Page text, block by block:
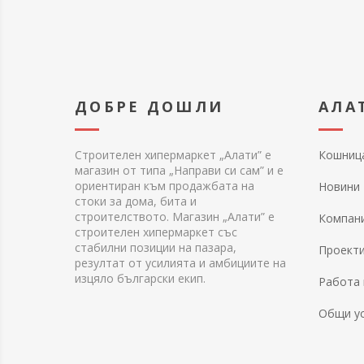
ДОБРЕ ДОШЛИ
Строителен хипермаркет „Алати” е
магазин от типа „Направи си сам” и е
ориентиран към продажбата на
стоки за дома, бита и
строителството. Магазин „Алати” е
строителен хипермаркет със
стабилни позиции на пазара,
резултат от усилията и амбициите на
изцяло български екип.
Новини
Проекти
Работа
Общи